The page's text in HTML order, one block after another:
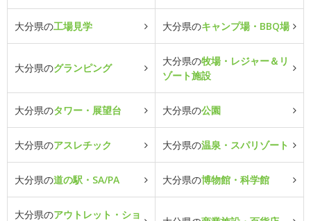
大分県の工場見学 大分県のキャンプ場・BBQ場
大分県のグランピング
大分県の牧場・レジャー＆リ
ゾート施設
大分県のタワー・展望台 大分県の公園
大分県のアスレチック 大分県の温泉・スパリゾート
大分県の道の駅・SA/PA 大分県の博物館・科学館
大分県のアウトレット・ショ